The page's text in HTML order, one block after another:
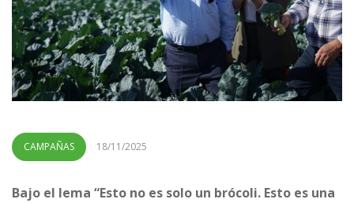
CAMPAÑAS 18/11/2025
Bajo el lema “Esto no es solo un brócoli. Esto es una